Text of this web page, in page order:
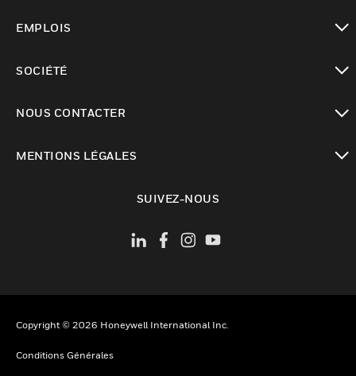
EMPLOIS
SOCIÉTÉ
NOUS CONTACTER
MENTIONS LÉGALES
SUIVEZ-NOUS
Copyright © 2026 Honeywell International Inc.
Conditions Générales